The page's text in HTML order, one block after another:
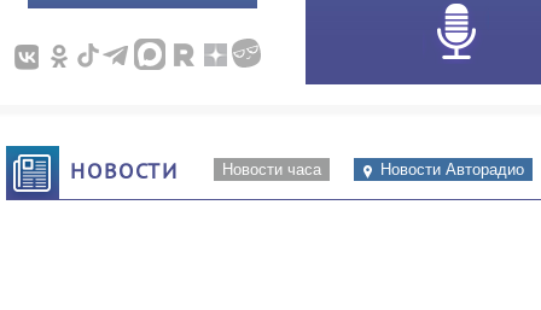
НОВОСТИ Новости часа Новости Авторадио